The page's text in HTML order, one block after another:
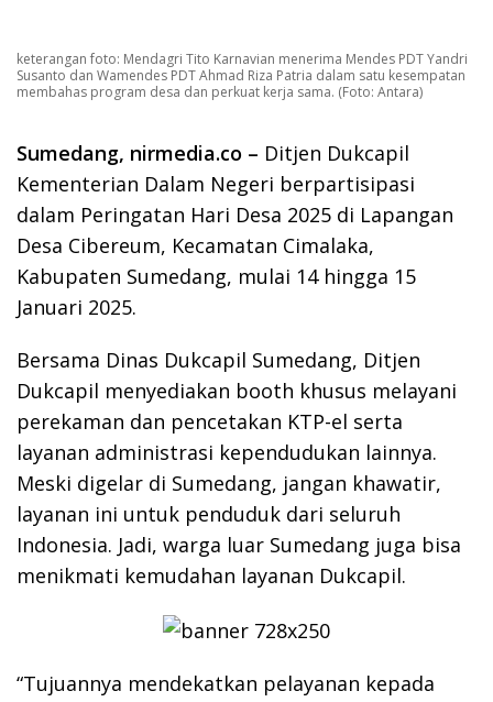
keterangan foto: Mendagri Tito Karnavian menerima Mendes PDT Yandri
Susanto dan Wamendes PDT Ahmad Riza Patria dalam satu kesempatan
membahas program desa dan perkuat kerja sama. (Foto: Antara)
Sumedang, nirmedia.co – Ditjen Dukcapil
Kementerian Dalam Negeri berpartisipasi
dalam Peringatan Hari Desa 2025 di Lapangan
Desa Cibereum, Kecamatan Cimalaka,
Kabupaten Sumedang, mulai 14 hingga 15
Januari 2025.
Bersama Dinas Dukcapil Sumedang, Ditjen
Dukcapil menyediakan booth khusus melayani
perekaman dan pencetakan KTP-el serta
layanan administrasi kependudukan lainnya.
Meski digelar di Sumedang, jangan khawatir,
layanan ini untuk penduduk dari seluruh
Indonesia. Jadi, warga luar Sumedang juga bisa
menikmati kemudahan layanan Dukcapil.
“Tujuannya mendekatkan pelayanan kepada